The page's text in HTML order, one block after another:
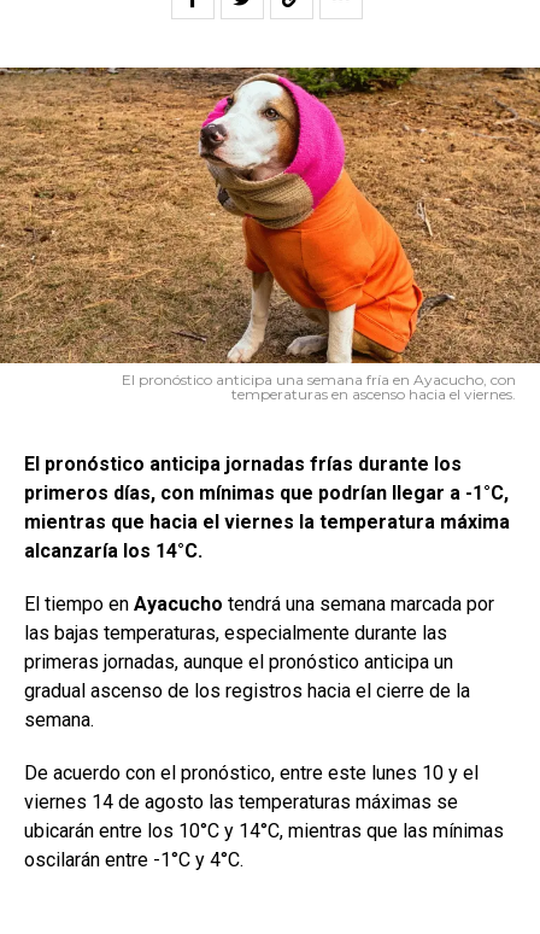
El pronóstico anticipa una semana fría en Ayacucho, con
temperaturas en ascenso hacia el viernes.
El pronóstico anticipa jornadas frías durante los
primeros días, con mínimas que podrían llegar a -1°C,
mientras que hacia el viernes la temperatura máxima
alcanzaría los 14°C.
El tiempo en Ayacucho tendrá una semana marcada por
las bajas temperaturas, especialmente durante las
primeras jornadas, aunque el pronóstico anticipa un
gradual ascenso de los registros hacia el cierre de la
semana.
De acuerdo con el pronóstico, entre este lunes 10 y el
viernes 14 de agosto las temperaturas máximas se
ubicarán entre los 10°C y 14°C, mientras que las mínimas
oscilarán entre -1°C y 4°C.